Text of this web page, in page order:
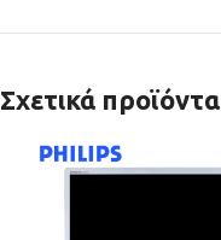
Σχετικά προϊόντα